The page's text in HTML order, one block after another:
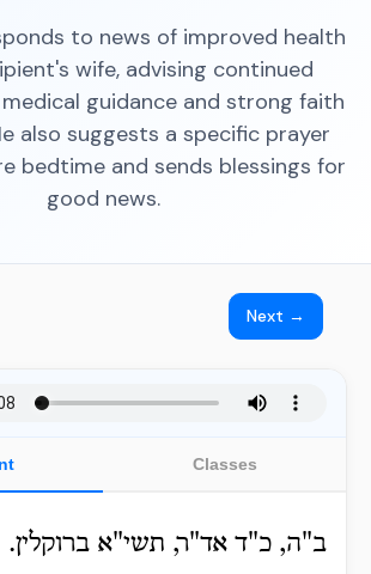
to news of improved health
wife, advising continued
guidance and strong faith
also suggests a specific prayer
bedtime and sends blessings for
good news.
Next →
Classes
ב"ה, כ"ד אד"ר, תשי"א ברוקלין.